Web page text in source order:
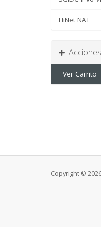
HiNet NAT
Acciones
Ver Carrito
Copyright ©